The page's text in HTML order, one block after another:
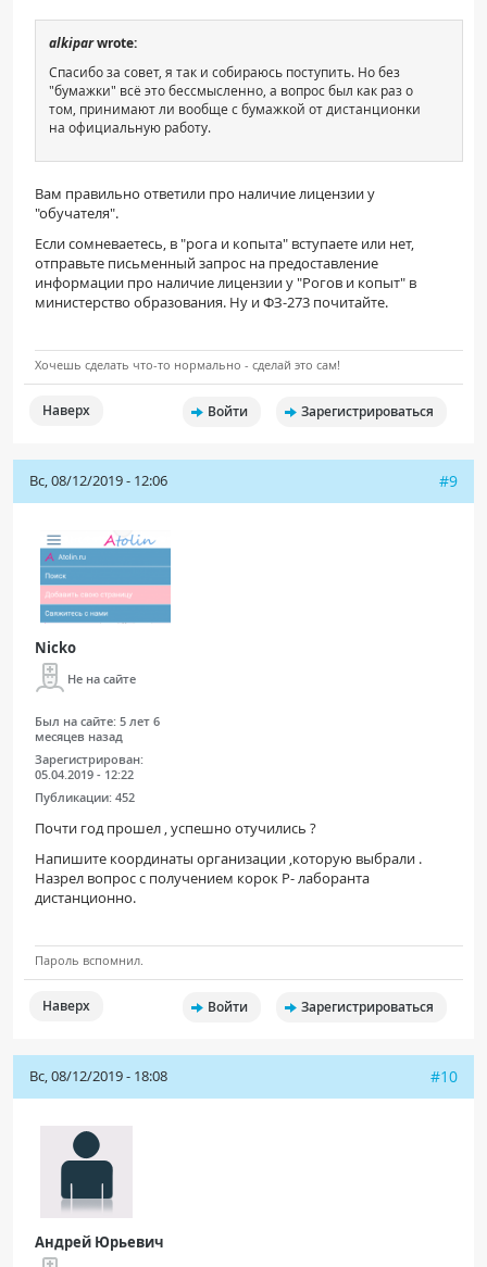
alkiparwrote:
Спасибо за совет, я так и собираюсь поступить. Но без
"бумажки" всё это бессмысленно, а вопрос был как раз о
том, принимают ли вообще с бумажкой от дистанционки
на официальную работу.
Вам правильно ответили про наличие лицензии у
"обучателя".
Если сомневаетесь, в "рога и копыта" вступаете или нет,
отправьте письменный запрос на предоставление
информации про наличие лицензии у "Рогов и копыт" в
министерство образования. Ну и ФЗ-273 почитайте.
Хочешь сделать что-то нормально - сделай это сам!
Наверх Войти Зарегистрироваться
Вс, 08/12/2019 - 12:06 #9
Nicko
Не на сайте
Был на сайте: 5 лет 6
месяцев назад
Зарегистрирован:
05.04.2019 - 12:22
Публикации: 452
Почти год прошел , успешно отучились ?
Напишите координаты организации ,которую выбрали .
Назрел вопрос с получением корок Р- лаборанта
дистанционно.
Пароль вспомнил.
Наверх Войти Зарегистрироваться
Вс, 08/12/2019 - 18:08 #10
Андрей Юрьевич